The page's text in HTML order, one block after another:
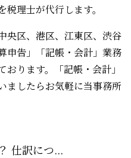
理士が代行します。
央区、港区、江東区、渋谷
申告」「記帳・会計」業務
ります。「記帳・会計」
ましたらお気軽に当事務所
仕訳につ...